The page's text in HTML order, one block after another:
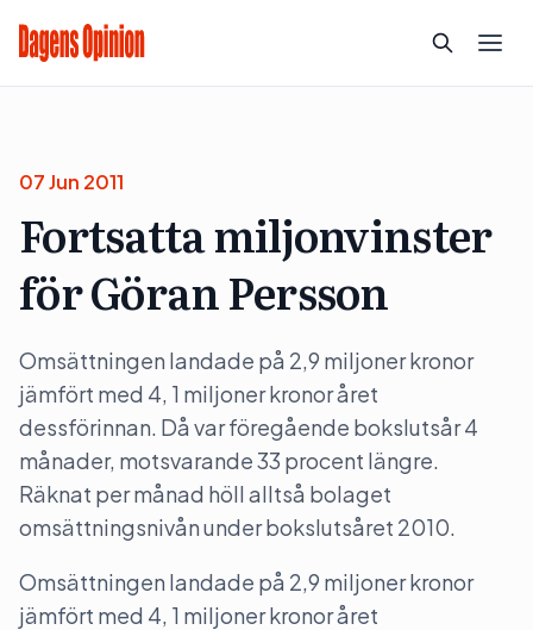
07 Jun 2011
Fortsatta miljonvinster
för Göran Persson
Omsättningen landade på 2,9 miljoner kronor
jämfört med 4, 1 miljoner kronor året
dessförinnan. Då var föregående bokslutsår 4
månader, motsvarande 33 procent längre.
Räknat per månad höll alltså bolaget
omsättningsnivån under bokslutsåret 2010.
Omsättningen landade på 2,9 miljoner kronor
jämfört med 4, 1 miljoner kronor året